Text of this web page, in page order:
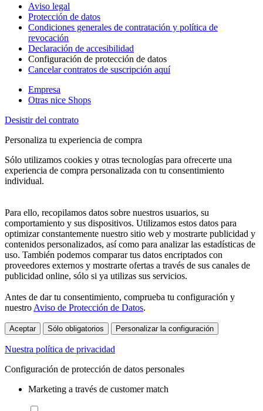
Aviso legal
Protección de datos
Condiciones generales de contratación y política de
revocación
Declaración de accesibilidad
Configuración de protección de datos
Cancelar contratos de suscripción aquí
Empresa
Otras nice Shops
Desistir del contrato
Personaliza tu experiencia de compra
Sólo utilizamos cookies y otras tecnologías para ofrecerte una
experiencia de compra personalizada con tu consentimiento
individual.
Para ello, recopilamos datos sobre nuestros usuarios, su
comportamiento y sus dispositivos. Utilizamos estos datos para
optimizar constantemente nuestro sitio web y mostrarte publicidad y
contenidos personalizados, así como para analizar las estadísticas de
uso. También podemos comparar tus datos encriptados con
proveedores externos y mostrarte ofertas a través de sus canales de
publicidad online, sólo si ya utilizas sus servicios.
Antes de dar tu consentimiento, comprueba tu configuración y
nuestro Aviso de Protección de Datos.
Aceptar Sólo obligatorios Personalizar la configuración
Nuestra política de privacidad
Configuración de protección de datos personales
Marketing a través de customer match